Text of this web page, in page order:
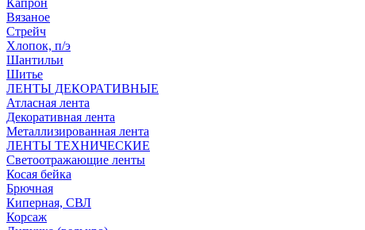
Капрон
Вязаное
Стрейч
Хлопок, п/э
Шантильи
Шитье
ЛЕНТЫ ДЕКОРАТИВНЫЕ
Атласная лента
Декоративная лента
Металлизированная лента
ЛЕНТЫ ТЕХНИЧЕСКИЕ
Светоотражающие ленты
Косая бейка
Брючная
Киперная, СВЛ
Корсаж